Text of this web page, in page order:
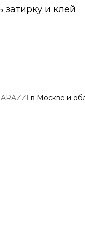
затирку и клей
в Москве и